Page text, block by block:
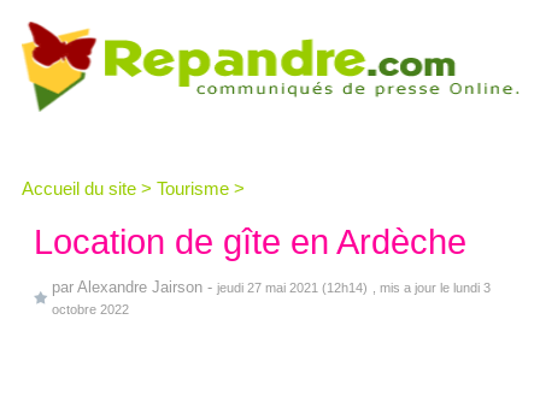
Accueil du site > Tourisme >
Location de gîte en Ardèche
par Alexandre Jairson - jeudi 27 mai 2021 (12h14)
, mis a jour le lundi 3
octobre 2022